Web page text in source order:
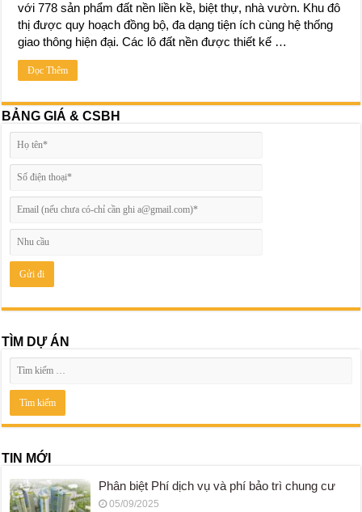
với 778 sản phẩm đất nền liền kề, biệt thự, nhà vườn. Khu đô
thị được quy hoạch đồng bộ, đa dạng tiện ích cùng hệ thống
giao thông hiện đại. Các lô đất nền được thiết kế …
Đọc Thêm
BẢNG GIÁ & CSBH
TÌM DỰ ÁN
TIN MỚI
Phân biệt Phí dịch vụ và phí bảo trì chung cư
05/09/2025